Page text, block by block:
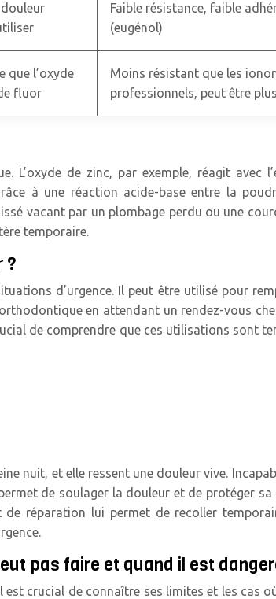
Faible résistance, faible
(eugénol)
que l’oxyde
fluor
Moins résistant que les
professionnels, peut être
L’oxyde de zinc, par exemple, réagit
à une réaction acide-base entre la
vacant par un plombage perdu ou une
temporaire.
?
d’urgence. Il peut être utilisé pour
en attendant un rendez-vous
de comprendre que ces utilisations sont
nuit, et elle ressent une douleur vive.
de soulager la douleur et de protéger
réparation lui permet de recoller
pas faire et quand il est
crucial de connaître ses limites et les cas